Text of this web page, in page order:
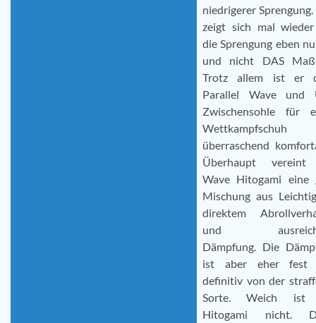
niedrigerer
zeigt sich mal
die Sprengung eben
und nicht DAS
Trotz allem ist er
Parallel Wave und
Zwischensohle für
Wettkampfschuh
überraschend
Überhaupt vereint
Wave Hitogami eine
Mischung aus
direktem
und
Dämpfung. Die
ist aber eher fest
definitiv von der
Sorte. Weich ist
Hitogami nicht.